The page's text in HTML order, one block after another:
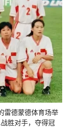
雷德蒙德体育场举
胜对手，夺得冠